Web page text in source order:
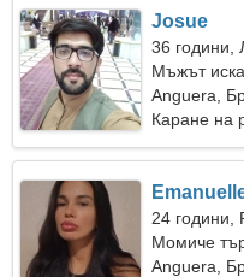
Josue
36 години,
Мъжът
Anguera,
Каране на
24 години,
Момиче
Anguera,